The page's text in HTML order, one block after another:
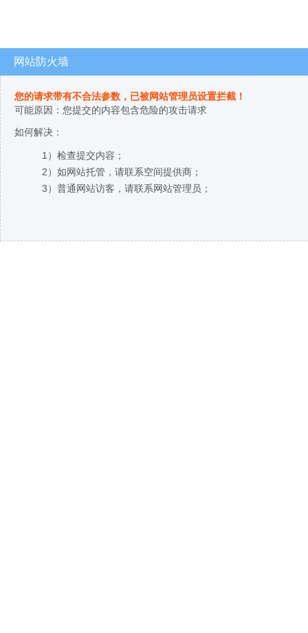
网站防火墙
您的请求带有不合法参数，已被网站管理员设置拦截！
可能原因：您提交的内容包含危险的攻击请求
如何解决：
1）检查提交内容；
2）如网站托管，请联系空间提供商；
3）普通网站访客，请联系网站管理员；